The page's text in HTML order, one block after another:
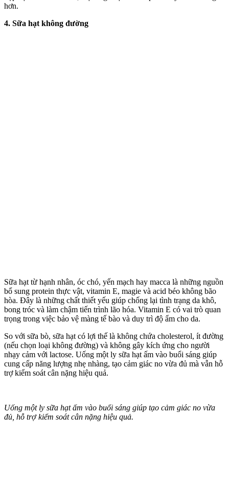
hơn.
4. Sữa hạt không đường
Sữa hạt từ hạnh nhân, óc chó, yến mạch hay macca là những nguồn
bổ sung protein thực vật, vitamin E, magie và acid béo không bão
hòa. Đây là những chất thiết yếu giúp chống lại tình trạng da khô,
bong tróc và làm chậm tiến trình lão hóa. Vitamin E có vai trò quan
trọng trong việc bảo vệ màng tế bào và duy trì độ ẩm cho da.
So với sữa bò, sữa hạt có lợi thế là không chứa cholesterol, ít đường
(nếu chọn loại không đường) và không gây kích ứng cho người
nhạ‌y cả‌m với lactose. Uống một ly sữa hạt ấm vào buổi sáng giúp
cung cấp năng lượng nhẹ nhàng, tạo cảm giác no vừa đủ mà vẫn hỗ
trợ kiểm soát cân nặng hiệu quả.
Uống một ly sữa hạt ấm vào buổi sáng giúp tạo cảm giác no vừa
đủ, hỗ trợ kiểm soát cân nặng hiệu quả.